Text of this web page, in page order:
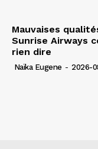
Mauvaises
Sunrise Airways
rien dire
Naïka Eugene - 2026-